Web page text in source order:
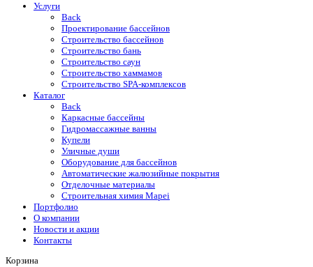
Услуги
Back
Проектирование бассейнов
Строительство бассейнов
Строительство бань
Строительство саун
Строительство хаммамов
Строительство SPA-комплексов
Каталог
Back
Каркасные бассейны
Гидромассажные ванны
Купели
Уличные души
Оборудование для бассейнов
Автоматические жалюзийные покрытия
Отделочные материалы
Строительная химия Mapei
Портфолио
O компании
Новости и акции
Контакты
Корзина